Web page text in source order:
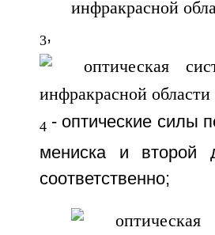
3,
4 - оптические силы
мениска и второй
соответственно;